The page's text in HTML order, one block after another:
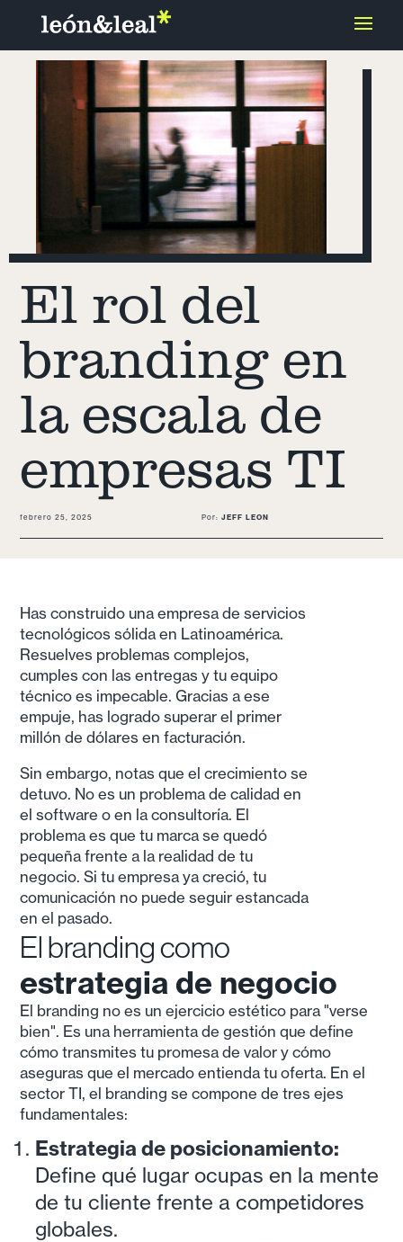
El rol del
branding en
la escala de
empresas TI
Por: JEFF LEON
febrero 25, 2025
Has construido una empresa de servicios
tecnológicos sólida en Latinoamérica.
Resuelves problemas complejos,
cumples con las entregas y tu equipo
técnico es impecable. Gracias a ese
empuje, has logrado superar el primer
millón de dólares en facturación.
Sin embargo, notas que el crecimiento se
detuvo. No es un problema de calidad en
el software o en la consultoría. El
problema es que tu marca se quedó
pequeña frente a la realidad de tu
negocio. Si tu empresa ya creció, tu
comunicación no puede seguir estancada
en el pasado.
El branding como
estrategia de negocio
El branding no es un ejercicio estético para "verse
bien". Es una herramienta de gestión que define
cómo transmites tu promesa de valor y cómo
aseguras que el mercado entienda tu oferta. En el
sector TI, el branding se compone de tres ejes
fundamentales:
Estrategia de posicionamiento:
Define qué lugar ocupas en la mente
de tu cliente frente a competidores
globales.